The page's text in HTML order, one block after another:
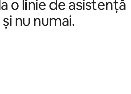
o linie de asistență
nu numai.